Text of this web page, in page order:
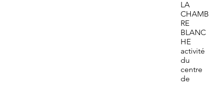
LA
CHAMB
RE
BLANC
HE
activité
du
centre
de